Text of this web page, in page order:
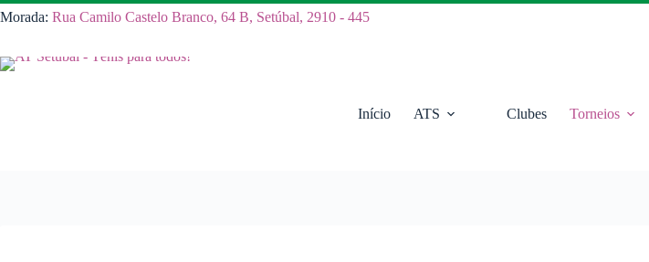
Pular
para
conteúdo
Morada: Rua Camilo Castelo Branco, 64 B, Setúbal, 2910 - 445
Início ATS Clubes Torneios